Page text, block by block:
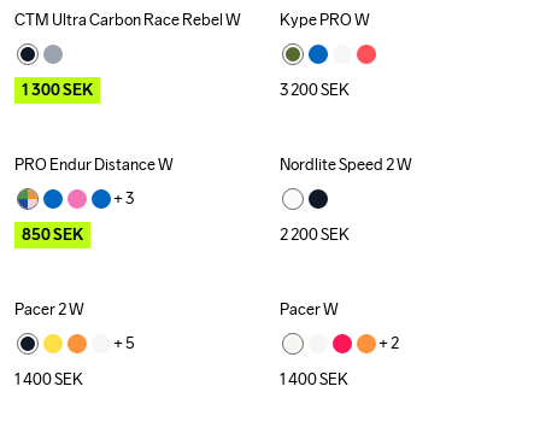
Outlet
CTM Ultra Carbon Race Rebel W
1 300SEK
Kype PRO W
3 200SEK
Outlet
PRO Endur Distance W
+ 3
850SEK
Nordlite Speed 2 W
2 200SEK
Pacer 2 W
+ 5
1 400SEK
Pacer W
+ 2
1 400SEK